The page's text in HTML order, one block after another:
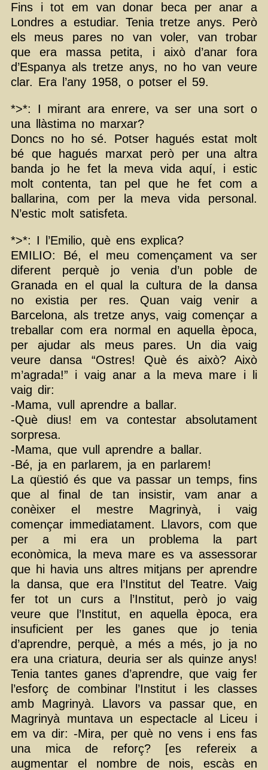
Fins i tot em van donar beca per anar a
Londres a estudiar. Tenia tretze anys. Però
els meus pares no van voler, van trobar
que era massa petita, i això d’anar fora
d’Espanya als tretze anys, no ho van veure
clar. Era l’any 1958, o potser el 59.
*>*: I mirant ara enrere, va ser una sort o
una llàstima no marxar?
Doncs no ho sé. Potser hagués estat molt
bé que hagués marxat però per una altra
banda jo he fet la meva vida aquí, i estic
molt contenta, tan pel que he fet com a
ballarina, com per la meva vida personal.
N’estic molt satisfeta.
*>*: I l’Emilio, què ens explica?
EMILIO: Bé, el meu començament va ser
diferent perquè jo venia d’un poble de
Granada en el qual la cultura de la dansa
no existia per res. Quan vaig venir a
Barcelona, als tretze anys, vaig començar a
treballar com era normal en aquella època,
per ajudar als meus pares. Un dia vaig
veure dansa “Ostres! Què és això? Això
m’agrada!” i vaig anar a la meva mare i li
vaig dir:
-Mama, vull aprendre a ballar.
-Què dius! em va contestar absolutament
sorpresa.
-Mama, que vull aprendre a ballar.
-Bé, ja en parlarem, ja en parlarem!
La qüestió és que va passar un temps, fins
que al final de tan insistir, vam anar a
conèixer el mestre Magrinyà, i vaig
començar immediatament. Llavors, com que
per a mi era un problema la part
econòmica, la meva mare es va assessorar
que hi havia uns altres mitjans per aprendre
la dansa, que era l’Institut del Teatre. Vaig
fer tot un curs a l’Institut, però jo vaig
veure que l’Institut, en aquella època, era
insuficient per les ganes que jo tenia
d’aprendre, perquè, a més a més, jo ja no
era una criatura, deuria ser als quinze anys!
Tenia tantes ganes d’aprendre, que vaig fer
l’esforç de combinar l’Institut i les classes
amb Magrinyà. Llavors va passar que, en
Magrinyà muntava un espectacle al Liceu i
em va dir: -Mira, per què no vens i ens fas
una mica de reforç? [es refereix a
augmentar el nombre de nois, escàs en